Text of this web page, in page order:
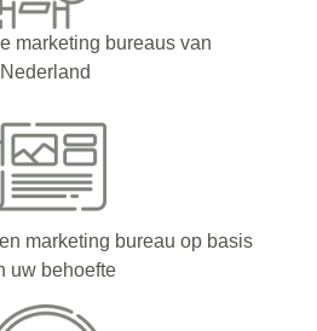
marketing bureaus van
Nederland
marketing bureau op basis
uw behoefte